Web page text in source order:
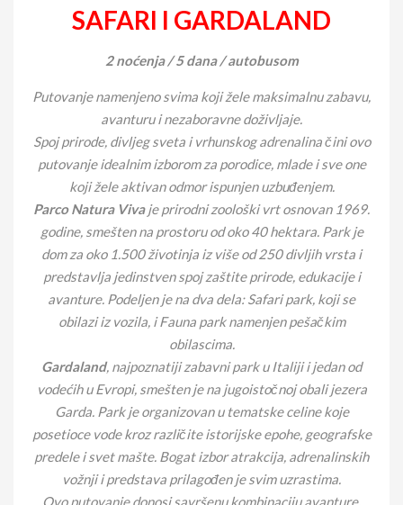
SAFARI I GARDALAND
2 noćenja / 5 dana / autobusom
Putovanje namenjeno svima koji žele maksimalnu zabavu,
avanturu i nezaboravne doživljaje.
Spoj prirode, divljeg sveta i vrhunskog adrenalina čini ovo
putovanje idealnim izborom za porodice, mlade i sve one
koji žele aktivan odmor ispunjen uzbuđenjem.
Parco Natura Vivaje prirodni zoološki vrt osnovan 1969.
godine, smešten na prostoru od oko 40 hektara. Park je
dom za oko 1.500 životinja iz više od 250 divljih vrsta i
predstavlja jedinstven spoj zaštite prirode, edukacije i
avanture. Podeljen je na dva dela: Safari park, koji se
obilazi iz vozila, i Fauna park namenjen pešačkim
obilascima.
Gardaland, najpoznatiji zabavni park u Italiji i jedan od
vodećih u Evropi, smešten je na jugoistočnoj obali jezera
Garda. Park je organizovan u tematske celine koje
posetioce vode kroz različite istorijske epohe, geografske
predele i svet mašte. Bogat izbor atrakcija, adrenalinskih
vožnji i predstava prilagođen je svim uzrastima.
Ovo putovanje donosi savršenu kombinaciju avanture,